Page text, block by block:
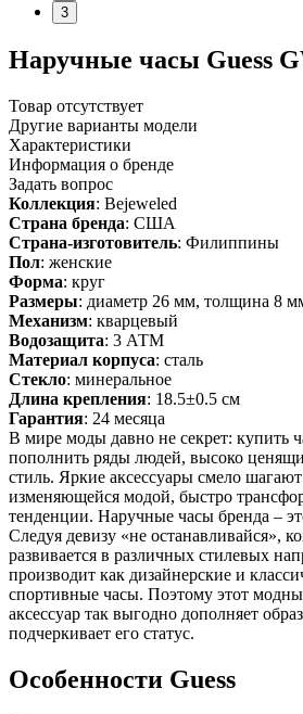
3
Наручные часы Guess
Товар отсутствует
Другие варианты модели
Характеристики
Информация о бренде
Задать вопрос
Коллекция: Bejeweled
Страна бренда: США
Страна-изготовитель: Филиппины
Пол: женские
Форма: круг
Размеры: диаметр 26 мм, толщина 8
Механизм: кварцевый
Водозащита: 3 АТМ
Материал корпуса: сталь
Стекло: минеральное
Длина крепления: 18.5±0.5 см
Гарантия: 24 месяца
В мире моды давно не секрет: купить
пополнить ряды людей, высоко
стиль. Яркие аксессуары смело
изменяющейся модой, быстро
тенденции. Наручные часы бренда –
Следуя девизу «не останавливайся»,
развивается в различных стилевых
производит как дизайнерские и
спортивные часы. Поэтому этот
аксессуар так выгодно дополняет
подчеркивает его статус.
Особенности Guess